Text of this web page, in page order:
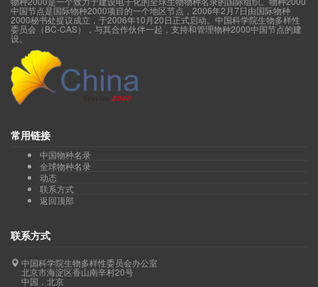
中国节点是国际物种2000项目的一个地区节点，2006年2月7日由国际物种
2000秘书处提议成立，于2006年10月20日正式启动。中国科学院生物多样性
委员会（BC-CAS），与其合作伙伴一起，支持和管理物种2000中国节点的建
设。
常用链接
中国物种名录
全球物种名录
动态
联系方式
返回顶部
联系方式
中国科学院生物多样性委员会办公室
北京市海淀区香山南辛村20号
中国，北京